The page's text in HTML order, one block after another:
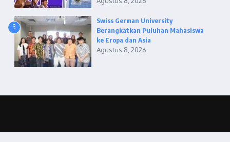
3
Swiss German University
Berangkatkan Puluhan Mahasiswa
ke Eropa dan Asia
Agustus 8, 2026